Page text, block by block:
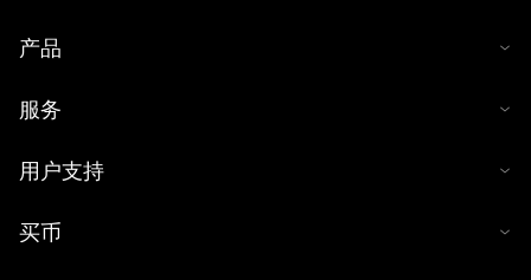
产品
服务
用户支持
买币